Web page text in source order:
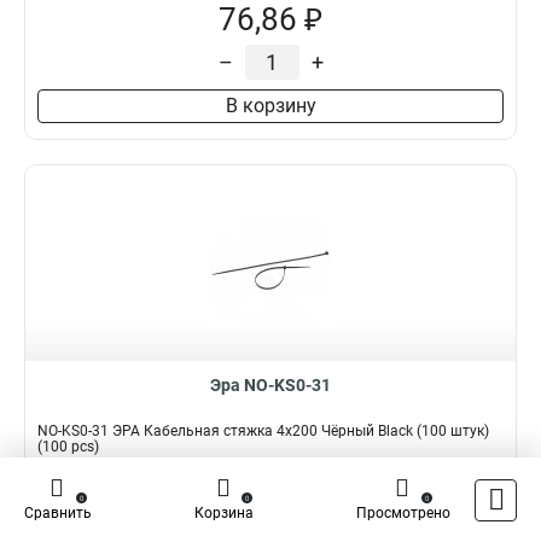
76,86 ₽
– +
В корзину
Эра NO-KS0-31
NO-KS0-31 ЭРА Кабельная стяжка 4x200 Чёрный Black (100 штук)
(100 pcs)
Подробнее Сравнить
Наличие:
Сравнить
0
Корзина
0
Просмотрено
0